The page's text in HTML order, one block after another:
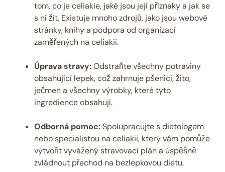
tom, co je celiakie, jaké jsou její příznaky a jak se
s ní žít. Existuje mnoho zdrojů, jako jsou webové
stránky, knihy a podpora od organizací
zaměřených na celiakii.
Úprava stravy:Odstraňte všechny potraviny
obsahující lepek, což zahrnuje pšenici, žito,
ječmen a všechny výrobky, které tyto
ingredience obsahují.
Odborná pomoc:Spolupracujte s dietologem
nebo specialistou na celiakii, který vám pomůže
vytvořit vyvážený stravovací plán a úspěšně
zvládnout přechod na bezlepkovou dietu.